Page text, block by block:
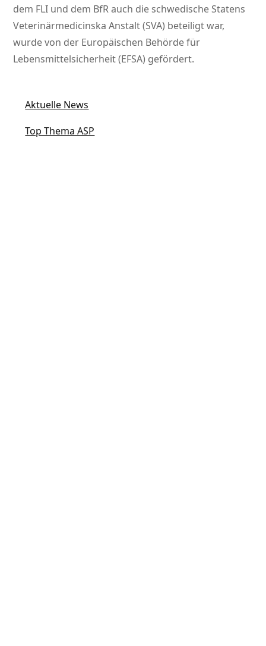
dem FLI und dem BfR auch die schwedische Statens
Veterinärmedicinska Anstalt (SVA) beteiligt war,
wurde von der Europäischen Behörde für
Lebensmittelsicherheit (EFSA) gefördert.
Aktuelle News
Top Thema ASP